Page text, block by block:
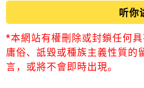
听你
*本網站有權刪除或封鎖任何具
庸俗、詆毀或種族主義性質的
言，或將不會即時出現。